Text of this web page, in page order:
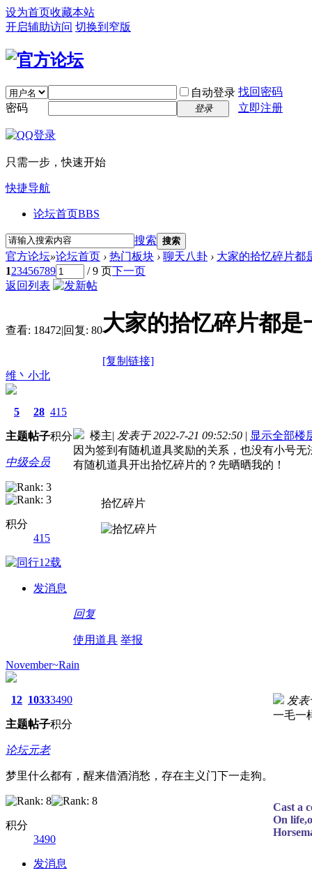
设为首页收藏本站
开启辅助访问 切换到窄版
自动登录 找回密码
密码
登录 立即注册
只需一步，快速开始
快捷导航
论坛首页BBS
搜索 搜索
官方论坛»论坛首页 › 热门板块 › 聊天八卦 › 大家的拾忆碎片都
123456789 / 9 页下一页
返回列表
查看: 18472|回复: 80大家的拾忆碎片都是
[复制链接]
维丶小北
5
主题
28
帖子
415
积分
中级会员
积分
415
发消息
楼主| 发表于 2022-7-21 09:52:50 | 显示全部楼
因为签到有随机道具奖励的关系，也没有小号
有随机道具开出拾忆碎片的？先晒晒我的！
拾忆碎片
回复
使用道具 举报
November~Rain
12
主题
1033
帖子
3490
积分
论坛元老
梦里什么都有，醒来借酒消愁，存在主义门下一走狗。
积分
3490
发消息
发表
一毛一
Cast a
On